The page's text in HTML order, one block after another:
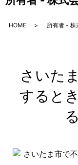
HOME 所有者 - 株
さいた
すると